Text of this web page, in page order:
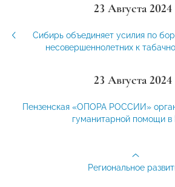
23 Августа 2024
Сибирь объединяет усилия по
несовершеннолетних к
23 Августа 2024
Пензенская «ОПОРА РОССИИ»
гуманитарной помощи в
Региональное